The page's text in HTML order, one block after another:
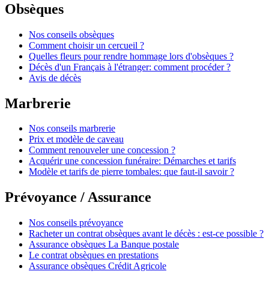
Obsèques
Nos conseils obsèques
Comment choisir un cercueil ?
Quelles fleurs pour rendre hommage lors d'obsèques ?
Décès d'un Français à l'étranger: comment procéder ?
Avis de décès
Marbrerie
Nos conseils marbrerie
Prix et modèle de caveau
Comment renouveler une concession ?
Acquérir une concession funéraire: Démarches et tarifs
Modèle et tarifs de pierre tombales: que faut-il savoir ?
Prévoyance / Assurance
Nos conseils prévoyance
Racheter un contrat obsèques avant le décès : est-ce possible ?
Assurance obsèques La Banque postale
Le contrat obsèques en prestations
Assurance obsèques Crédit Agricole